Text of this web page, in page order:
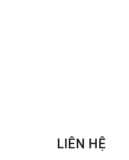
LIÊN HỆ